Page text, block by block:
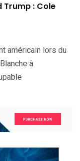
Trump : Cole
américain lors du
à